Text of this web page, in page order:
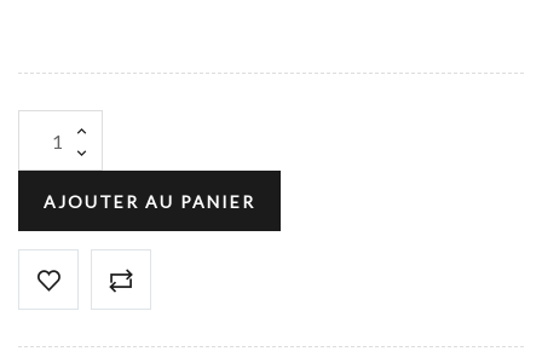
AJOUTER AU PANIER